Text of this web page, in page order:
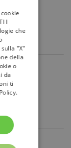
I
che
sulla "X"
della
o
da
ti